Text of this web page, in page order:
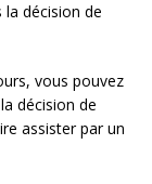
la décision de
vous pouvez
décision de
assister par un